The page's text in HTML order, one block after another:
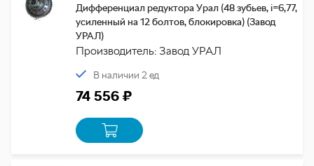
Дифференциал редуктора Урал (48 зубьев, i=6,77,
усиленный на 12 болтов, блокировка) (Завод
УРАЛ)
Производитель: Завод УРАЛ
В наличии 2 ед
74 556 ₽